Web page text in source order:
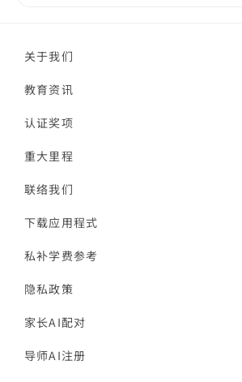
关于我们
教育资讯
认证奖项
重大里程
联络我们
下载应用程式
私补学费参考
隐私政策
家长AI配对
导师AI注册